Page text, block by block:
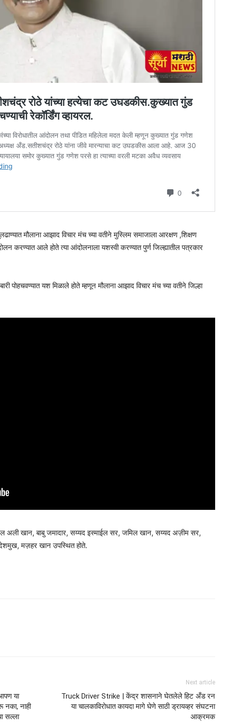
मौलाना आझाद विचार मंच च्या वतीने मुस्लिम समाजाला आरक्षण ,शिक्षण
करण्यात आले होते त्या आंदोलनाला यशस्वी करण्यात पुर्ण जिल्ह्यातील पत्रकार
पोहचवण्यात यश मिळाले होते म्हणून मौलाना आझाद विचार मंच च्या वतीने जिल्हा
अली खान, बाबु जमादार, सय्यद इस्माईल सर, जमिल खान, सय्यद अज़ीम सर,
मज़हर खान उपस्थित होते.
या
नका, नाही
सल्ला
Next article
Truck Driver Strike | केंद्र शासनाने घेतलेले हिट अँड रन
या चालकाविरोधात कायदा मागे घेणे साठी ड्रायव्हर संघटना
आक्रमक